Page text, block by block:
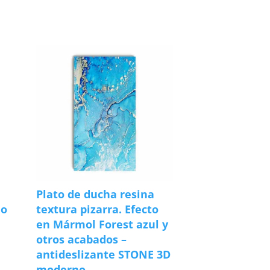
Plato de ducha resina
textura pizarra. Efecto
en Mármol Forest azul y
otros acabados –
antideslizante STONE 3D